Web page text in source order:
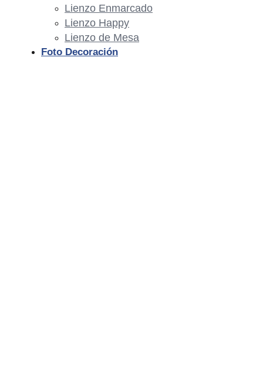
Lienzo Enmarcado
Lienzo Happy
Lienzo de Mesa
Foto Decoración